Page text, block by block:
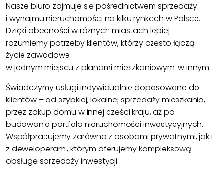
Nasze biuro zajmuje się pośrednictwem sprzedaży
i wynajmu nieruchomości na kilku rynkach w Polsce.
Dzięki obecności w różnych miastach lepiej
rozumiemy potrzeby klientów, którzy często łączą
życie zawodowe
w jednym miejscu z planami mieszkaniowymi w innym.
Świadczymy usługi indywidualnie dopasowane do
klientów – od szybkiej, lokalnej sprzedaży mieszkania,
przez zakup domu w innej części kraju, aż po
budowanie portfela nieruchomości inwestycyjnych.
Współpracujemy zarówno z osobami prywatnymi, jak i
z deweloperami, którym oferujemy kompleksową
obsługę sprzedaży inwestycji.